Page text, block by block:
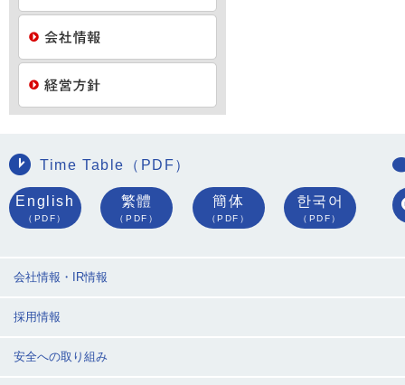
Time Table（PDF）
English
（PDF）
繁體
（PDF）
簡体
（PDF）
한국어
（PDF）
会社情報・IR情報
採用情報
安全への取り組み